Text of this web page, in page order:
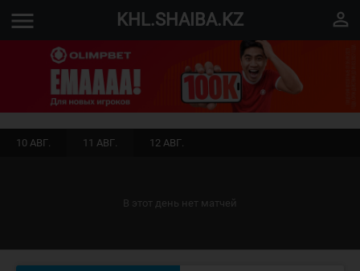
menu KHL.SHAIBA.KZ perm_identity
10 АВГ. 11 АВГ. 12 АВГ.
В этот день нет матчей